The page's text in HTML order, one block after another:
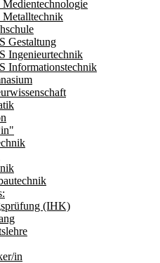
Gestaltung
Ingenieurtechnik
Informationstechnik
(IHK)
in